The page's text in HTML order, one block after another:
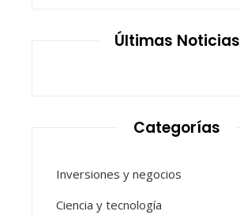
Últimas Noticias
Categorías
Inversiones y negocios
Ciencia y tecnología